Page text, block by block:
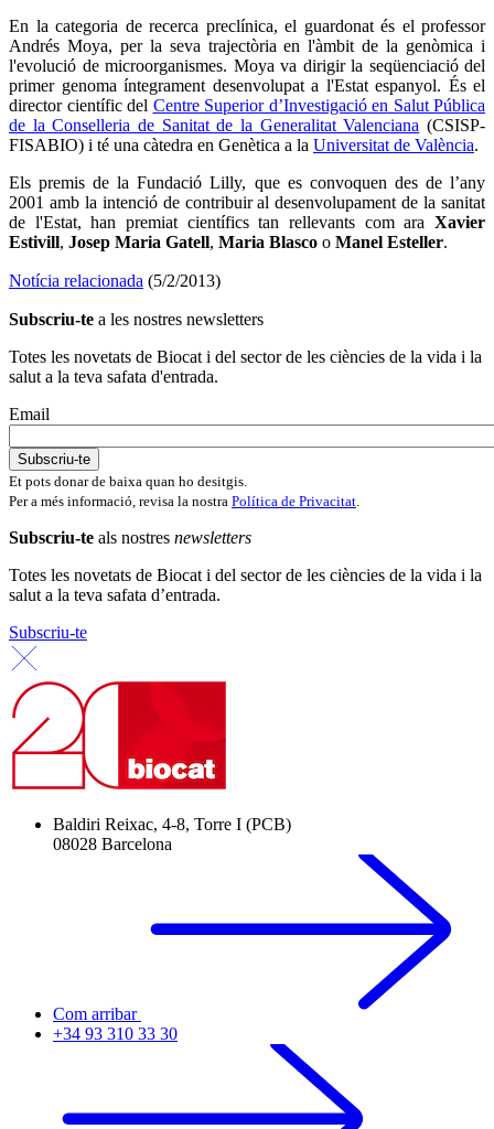
En la categoria de recerca preclínica, el guardonat és el professor
Andrés Moya, per la seva trajectòria en l'àmbit de la genòmica i
l'evolució de microorganismes. Moya va dirigir la seqüenciació del
primer genoma íntegrament desenvolupat a l'Estat espanyol. És el
director científic del Centre Superior d’Investigació en Salut Pública
de la Conselleria de Sanitat de la Generalitat Valenciana (CSISP-
FISABIO) i té una càtedra en Genètica a la Universitat de València.
Els premis de la Fundació Lilly, que es convoquen des de l’any
2001 amb la intenció de contribuir al desenvolupament de la sanitat
de l'Estat, han premiat científics tan rellevants com ara Xavier
Estivill, Josep Maria Gatell, Maria Blasco o Manel Esteller.
Notícia relacionada (5/2/2013)
Subscriu-te a les nostres newsletters
Totes les novetats de Biocat i del sector de les ciències de la vida i la
salut a la teva safata d'entrada.
Email
Et pots donar de baixa quan ho desitgis.
Per a més informació, revisa la nostra Política de Privacitat.
Subscriu-te als nostres newsletters
Totes les novetats de Biocat i del sector de les ciències de la vida i la
salut a la teva safata d’entrada.
Subscriu-te
Baldiri Reixac, 4-8, Torre I (PCB)
08028 Barcelona
Com arribar
+34 93 310 33 30